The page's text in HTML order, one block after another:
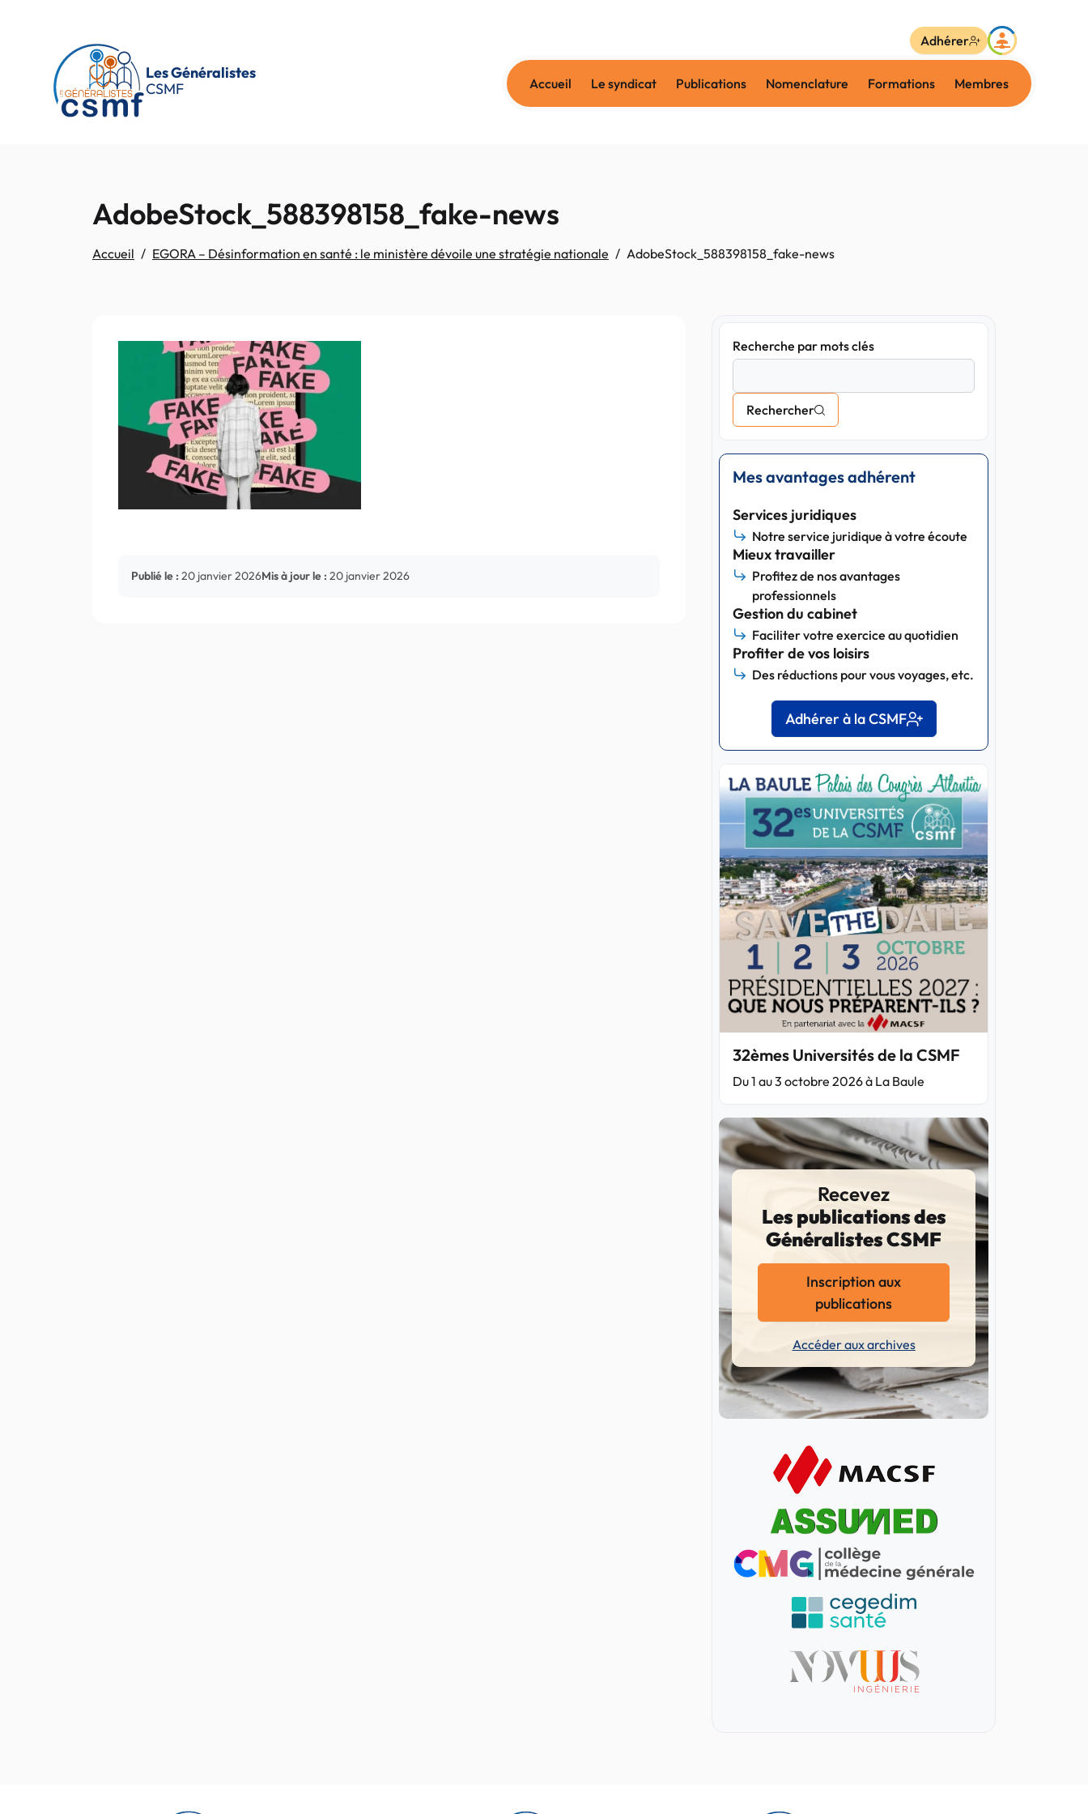
Les Généralistes
CSMF
Accueil Le syndicat Publications Nomenclature Formations Membres
Adhérer
AdobeStock_588398158_fake-news
Accueil EGORA – Désinformation en santé : le ministère dévoile une stratégie nationale AdobeStock_588398158_fake-news
Publié le : 20 janvier 2026Mis à jour le : 20 janvier 2026
Recherche par mots clés
Rechercher
Mes avantages adhérent
Services juridiques
Notre service juridique à votre écoute
Mieux travailler
Profitez de nos avantages
professionnels
Gestion du cabinet
Faciliter votre exercice au quotidien
Profiter de vos loisirs
Des réductions pour vous voyages, etc.
Adhérer à la CSMF
32èmes Universités de la CSMF
Du 1 au 3 octobre 2026 à La Baule
Recevez
Les publications des
Généralistes CSMF
Inscription aux
publications
Accéder aux archives